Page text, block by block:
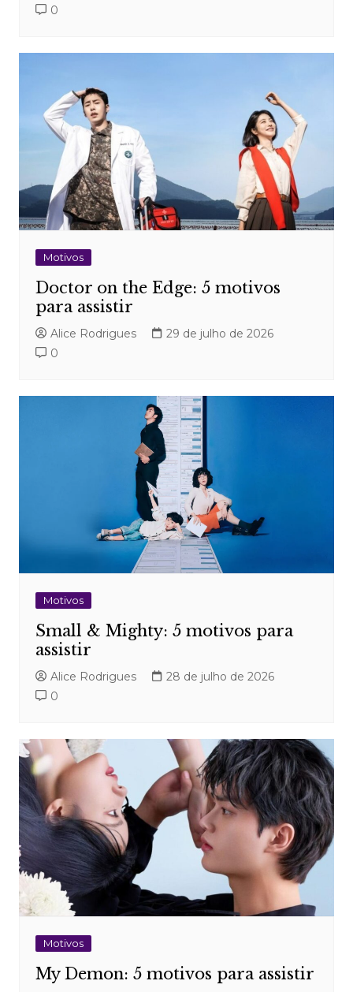
0
Motivos
Doctor on the Edge: 5 motivos
para assistir
Alice Rodrigues
29 de julho de 2026
0
Motivos
Small & Mighty: 5 motivos para
assistir
Alice Rodrigues
28 de julho de 2026
0
Motivos
My Demon: 5 motivos para assistir